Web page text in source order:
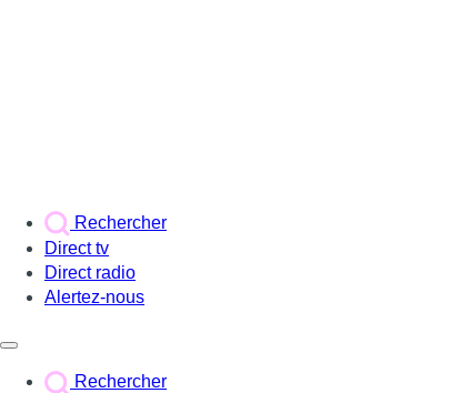
Rechercher
Direct tv
Direct radio
Alertez-nous
Rechercher